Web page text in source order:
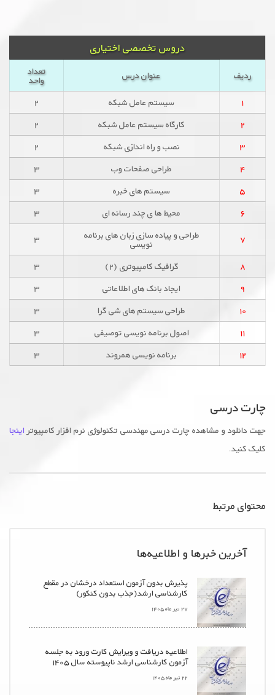
دروس تخصصی اختیاری
ردیف عنوان درس تعداد
واحد
۱
سیستم عامل شبکه
۲
۲
کارگاه سیستم عامل شبکه
۲
۳
نصب و راه اندازی شبکه
۲
۴
طراحی صفحات وب
۳
۵
سیستم های خبره
۳
۶
محیط ها ی چند رسانه ای ۳
۷ طراحی و پیاده سازی زبان های برنامه
نویسی ۳
۸ گرافیک کامپیوتری (۲)
۳
۹
ایجاد بانک های اطلاعاتی
۳
۱۰
طراحی سیستم های شی گرا
۳
۱۱
اصول برنامه نویسی توصیفی
۳
۱۲
برنامه نویسی همروند ۳
چارت درسی
جهت دانلود و مشاهده چارت درسی مهندسی تکنولوژی نرم افزار کامپیوتر اینجا
کلیک کنید.
محتوای مرتبط
آخرین خبرها و اطلاعیه‌ها
پذیرش بدون آزمون استعداد درخشان در مقطع
کارشناسی ارشد(جذب بدون کنکور)
۲۷ تیر ماه ۱۴۰۵
اطلاعیه دریافت و ویرایش کارت ورود به جلسه
آزمون کارشناسی ارشد ناپیوسته سال ۱۴۰۵
۲۲ تیر ماه ۱۴۰۵